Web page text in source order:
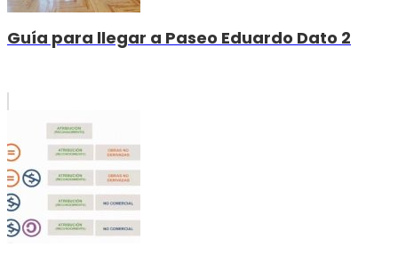
Guía para llegar a Paseo Eduardo Dato 2